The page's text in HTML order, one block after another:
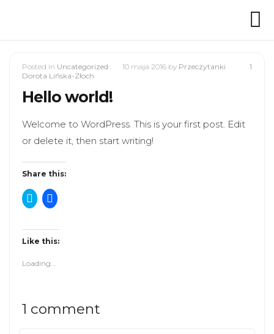
1
Posted in Uncategorized 10 maja 2016 by Przeczytanki
Dorota Lińska-Złoch
Hello world!
Welcome to WordPress. This is your first post. Edit
or delete it, then start writing!
Share this:
C
l
k
o
s
h
n
C
l
k
o
h
n
Like this:
Loading...
1 comment